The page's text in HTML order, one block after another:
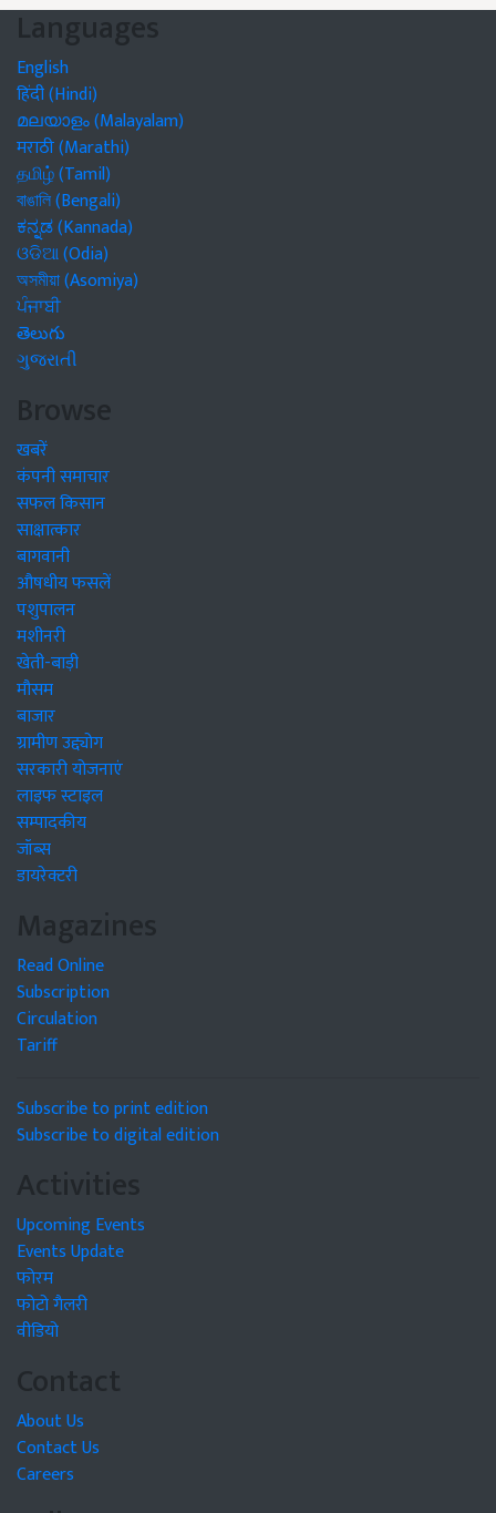
Languages
English
हिंदी (Hindi)
മലയാളം (Malayalam)
मराठी (Marathi)
தமிழ் (Tamil)
বাঙালি (Bengali)
ಕನ್ನಡ (Kannada)
ଓଡିଆ (Odia)
অসমীয়া (Asomiya)
ਪੰਜਾਬੀ
తెలుగు
ગુજરાતી
Browse
खबरें
कंपनी समाचार
सफल किसान
साक्षात्कार
बागवानी
औषधीय फसलें
पशुपालन
मशीनरी
खेती-बाड़ी
मौसम
बाजार
ग्रामीण उद्द्योग
सरकारी योजनाएं
लाइफ स्टाइल
सम्पादकीय
जॉब्स
डायरेक्टरी
Magazines
Read Online
Subscription
Circulation
Tariff
Subscribe to print edition
Subscribe to digital edition
Activities
Upcoming Events
Events Update
फोरम
फोटो गैलरी
वीडियो
Contact
About Us
Contact Us
Careers